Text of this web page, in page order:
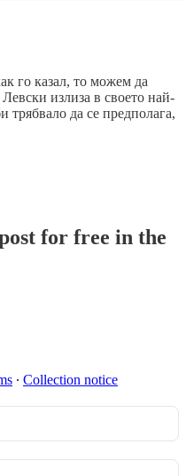
го казал, то можем да
излиза в своето най-
трябвало да се предполага,
for free in the
∙ Collection notice